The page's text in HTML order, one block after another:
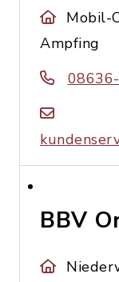
Mobil-
Ampfing
BBV